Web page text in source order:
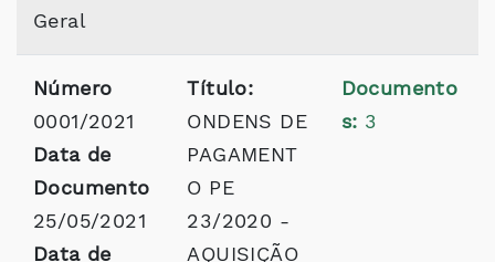
Geral
Número
0001/2021
Data de
Documento
25/05/2021
Data de
Título:
ONDENS DE
PAGAMENT
O PE
23/2020 -
AQUISIÇÃO
Documento
s: 3